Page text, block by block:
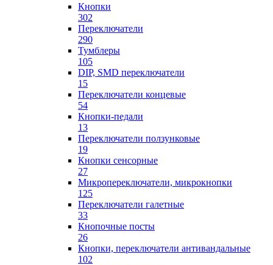
Кнопки
302
Переключатели
290
Тумблеры
105
DIP, SMD переключатели
15
Переключатели концевые
54
Кнопки-педали
13
Переключатели ползунковые
19
Кнопки сенсорные
27
Микропереключатели, микрокнопки
125
Переключатели галетные
33
Кнопочные посты
26
Кнопки, переключатели антивандальные
102